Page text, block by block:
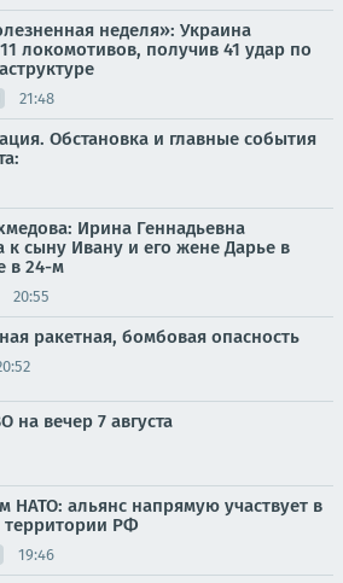
неделя»: Украина
локомотивов, получив 41 удар по
21:48
Обстановка и главные события
Ирина Геннадьевна
к сыну Ивану и его жене Дарье в
в 24-м
20:55
ракетная, бомбовая опасность
на вечер 7 августа
НАТО: альянс напрямую участвует в
территории РФ
19:46